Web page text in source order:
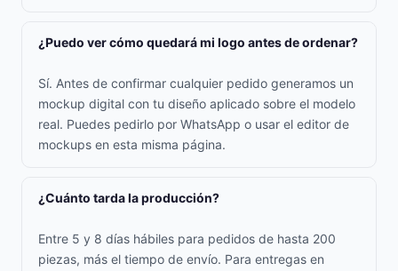
¿Puedo ver cómo quedará mi logo antes de ordenar?
Sí. Antes de confirmar cualquier pedido generamos un
mockup digital con tu diseño aplicado sobre el modelo
real. Puedes pedirlo por WhatsApp o usar el editor de
mockups en esta misma página.
¿Cuánto tarda la producción?
Entre 5 y 8 días hábiles para pedidos de hasta 200
piezas, más el tiempo de envío. Para entregas en